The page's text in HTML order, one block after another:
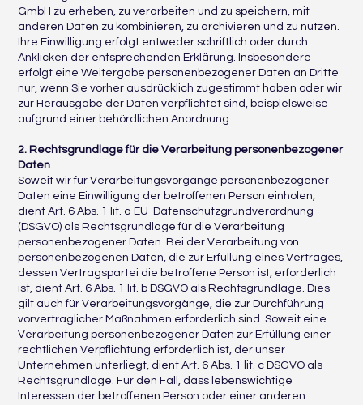
GmbH zu erheben, zu verarbeiten und zu speichern, mit
anderen Daten zu kombinieren, zu archivieren und zu nutzen.
Ihre Einwilligung erfolgt entweder schriftlich oder durch
Anklicken der entsprechenden Erklärung. Insbesondere
erfolgt eine Weitergabe personenbezogener Daten an Dritte
nur, wenn Sie vorher ausdrücklich zugestimmt haben oder wir
zur Herausgabe der Daten verpflichtet sind, beispielsweise
aufgrund einer behördlichen Anordnung.
2. Rechtsgrundlage für die Verarbeitung personenbezogener
Daten
Soweit wir für Verarbeitungsvorgänge personenbezogener
Daten eine Einwilligung der betroffenen Person einholen,
dient Art. 6 Abs. 1 lit. a EU-Datenschutzgrundverordnung
(DSGVO) als Rechtsgrundlage für die Verarbeitung
personenbezogener Daten. Bei der Verarbeitung von
personenbezogenen Daten, die zur Erfüllung eines Vertrages,
dessen Vertragspartei die betroffene Person ist, erforderlich
ist, dient Art. 6 Abs. 1 lit. b DSGVO als Rechtsgrundlage. Dies
gilt auch für Verarbeitungsvorgänge, die zur Durchführung
vorvertraglicher Maßnahmen erforderlich sind. Soweit eine
Verarbeitung personenbezogener Daten zur Erfüllung einer
rechtlichen Verpflichtung erforderlich ist, der unser
Unternehmen unterliegt, dient Art. 6 Abs. 1 lit. c DSGVO als
Rechtsgrundlage. Für den Fall, dass lebenswichtige
Interessen der betroffenen Person oder einer anderen